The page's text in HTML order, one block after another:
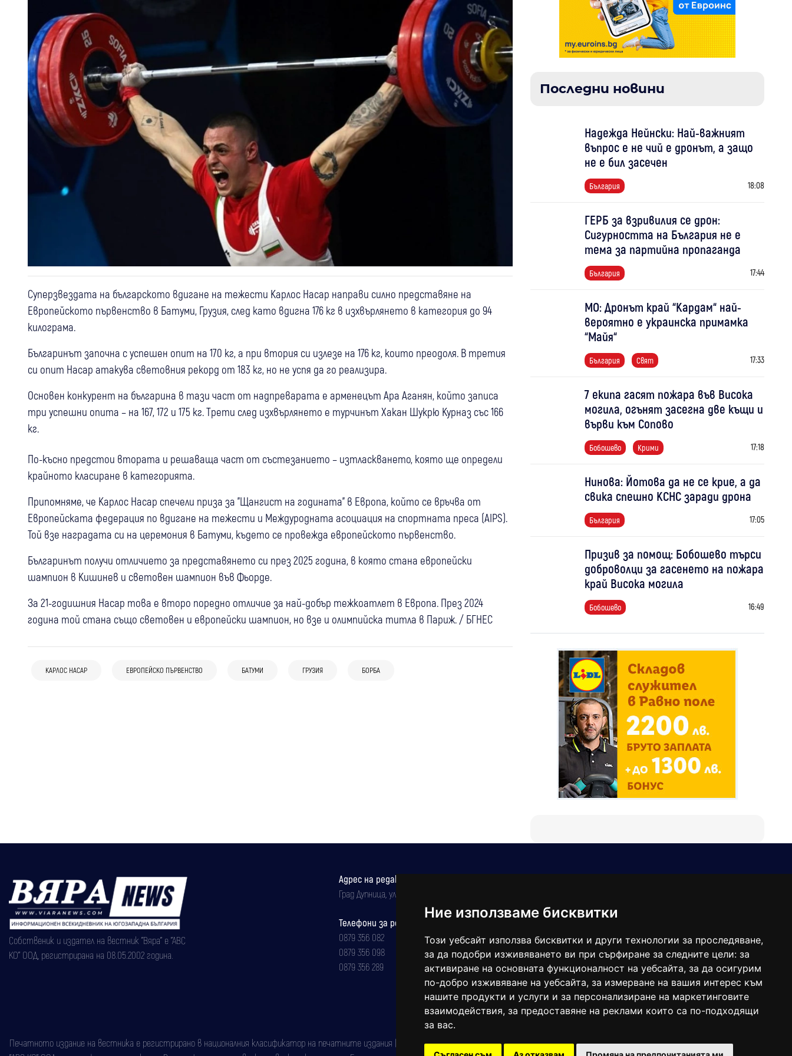
Ние използваме бисквитки
Този уебсайт използва бисквитки и други технологии за проследяване,
за да подобри изживяването ви при сърфиране за следните цели: за
активиране на основната функционалност на уебсайта, за да осигурим
по-добро изживяване на уебсайта, за измерване на вашия интерес към
нашите продукти и услуги и за персонализиране на маркетинговите
взаимодействия, за предоставяне на реклами които са по-подходящи
за вас.
Суперзвездата на българското вдигане на тежести Карлос Насар направи силно представяне на
Европейското първенство в Батуми, Грузия, след като вдигна 176 кг в изхвърлянето в категория до 94
килограма.
Българинът започна с успешен опит на 170 кг, а при втория си излезе на 176 кг, които преодоля. В третия
си опит Насар атакува световния рекорд от 183 кг, но не успя да го реализира.
Основен конкурент на българина в тази част от надпреварата е арменецът Ара Аганян, който записа
три успешни опита – на 167, 172 и 175 кг. Трети след изхвърлянето е турчинът Хакан Шукрю Курназ със 166
кг.
По-късно предстои втората и решаваща част от състезанието – изтласкването, която ще определи
крайното класиране в категорията.
Припомняме, че Карлос Насар спечели приза за "Щангист на годината" в Европа, който се връчва от
Европейската федерация по вдигане на тежести и Междуродната асоциация на спортната преса (AIPS).
Той взе наградата си на церемония в Батуми, където се провежда европейското първенство.
Българинът получи отличието за представянето си през 2025 година, в която стана европейски
шампион в Кишинев и световен шампион във Фьорде.
За 21-годишния Насар това е второ поредно отличие за най-добър тежкоатлет в Европа. През 2024
година той стана също световен и европейски шампион, но взе и олимпийска титла в Париж. / БГНЕС
КАРЛОС НАСАР ЕВРОПЕЙСКО ПЪРВЕНСТВО БАТУМИ ГРУЗИЯ БОРБА
Мащабен срив остави голяма част от
Грузия без електрозахранване
Сандански
Голямата цел пред Петър Мицин:
на Европейското в Париж
квалификации по бейзбол, Гюров хвърли
пластмасови бутилки бяха събрани
СКТМ Марек 76: Успешно представяне
България е в Топ 16 на Европа по тенис
Последни новини
Надежда Нейнски: Най-важният
въпрос е не чий е дронът, а защо
не е бил засечен
България 18:08
ГЕРБ за взривилия се дрон:
Сигурността на България не е
тема за партийна пропаганда
България 17:44
МО: Дронът край “Кардам“ най-
вероятно е украинска примамка
“Майя“
България Свят 17:33
7 екипа гасят пожара във Висока
могила, огънят засегна две къщи и
върви към Сопово
Бобошево Крими 17:18
Нинова: Йотова да не се крие, а да
свика спешно КСНС заради дрона
България 17:05
Призив за помощ: Бобошево търси
доброволци за гасенето на пожара
край Висока могила
Бобошево 16:49
Собственик и издател на вестник "Вяра" е "АВС
КО" ООД, регистрирана на 08.05.2002 година.
Адрес на редакцията
Град Дупница, ул.''Христо Ботев" 43
Телефони за реклама и абонаменти
0879 356 082
0879 356 098
0879 356 289
balgarkanews@gmail.com
Печатното издание на вестника е регистрирано в националния класификатор на печатните издания (Българска национална агенция за ISSN) под номер: ISSN 1312-4722.